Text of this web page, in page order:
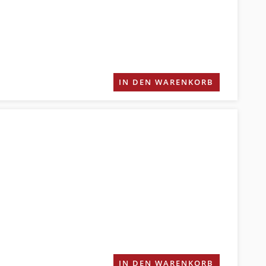
IN DEN WARENKORB
IN DEN WARENKORB